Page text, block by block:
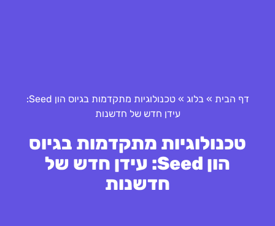
דף הבית »בלוג »
טכנולוגיות מתקדמות בגיוס הון Seed:
עידן חדש של חדשנות
טכנולוגיות מתקדמות בגיוס
הון Seed: עידן חדש של
חדשנות